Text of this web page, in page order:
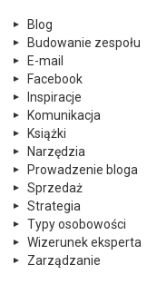
Blog
Budowanie zespołu
E-mail
Facebook
Inspiracje
Komunikacja
Książki
Narzędzia
Prowadzenie bloga
Sprzedaż
Strategia
Typy osobowości
Wizerunek eksperta
Zarządzanie